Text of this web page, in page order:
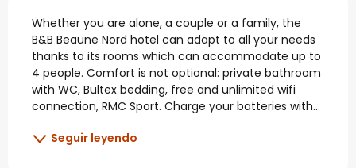
Descripción
Whether you are alone, a couple or a family, the
B&B Beaune Nord hotel can adapt to all your needs
thanks to its rooms which can accommodate up to
4 people. Comfort is not optional: private bathroom
with WC, Bultex bedding, free and unlimited wifi
connection, RMC Sport. Charge your batteries with...
Seguir leyendo